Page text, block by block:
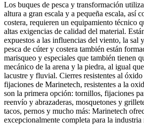
Los buques de pesca y transformación
altura a gran escala y a pequeña escala, así
costera, requieren un equipamiento técnico
altas exigencias de calidad del material.
expuestos a las influencias del viento, la sal
pesca de cúter y costera también están
marisqueo y especiales que también tienen
mecánico de la arena y la piedra, al igual
lacustre y fluvial. Cierres resistentes al
fijaciones de Marinetech, resistentes a la
son la primera opción: tornillos, fijaciones
reenvío y abrazaderas, mosquetones y
tacos, pernos y mucho más: Marinetech
excepcionalmente completa para la industria